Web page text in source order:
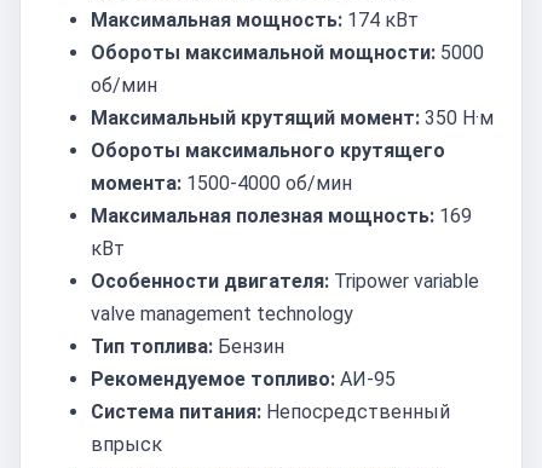
Максимальная мощность: 174 кВт
Обороты максимальной мощности: 5000
об/мин
Максимальный крутящий момент: 350 Н·м
Обороты максимального крутящего
момента: 1500-4000 об/мин
Максимальная полезная мощность: 169
кВт
Особенности двигателя: Tripower variable
valve management technology
Тип топлива: Бензин
Рекомендуемое топливо: АИ-95
Система питания: Непосредственный
впрыск